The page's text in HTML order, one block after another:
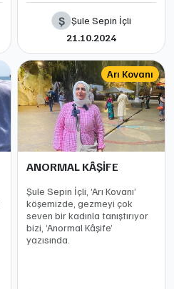
Ş Şule Sepin İçli
21.10.2024
Arı Kovanı
ANORMAL KÂŞİFE
Şule Sepin İçli, ‘Arı Kovanı’
köşemizde, gezmeyi çok
seven bir kadınla tanıştırıyor
bizi, ‘Anormal Kâşife’
yazısında.